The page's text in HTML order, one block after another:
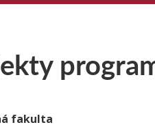
fakulta